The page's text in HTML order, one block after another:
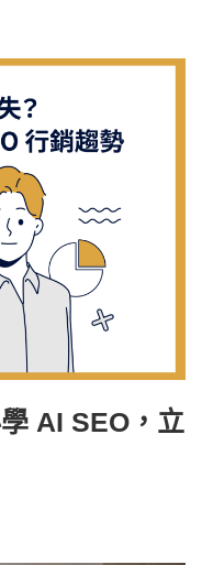
AI SEO，立